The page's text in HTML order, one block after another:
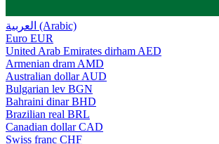
العربية (Arabic)
Euro EUR
United Arab Emirates dirham AED
Armenian dram AMD
Australian dollar AUD
Bulgarian lev BGN
Bahraini dinar BHD
Brazilian real BRL
Canadian dollar CAD
Swiss franc CHF